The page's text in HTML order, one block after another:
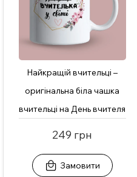
Найкращій вчительці –
оригінальна біла чашка
вчительці на День вчителя
249 грн
Замовити